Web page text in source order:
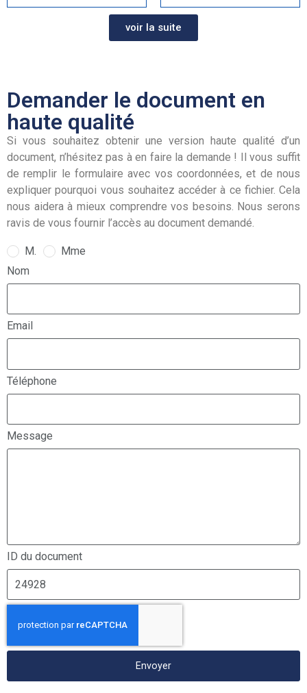
voir la suite
Demander le document en
haute qualité
Si vous souhaitez obtenir une version haute qualité d’un
document, n’hésitez pas à en faire la demande ! Il vous suffit
de remplir le formulaire avec vos coordonnées, et de nous
expliquer pourquoi vous souhaitez accéder à ce fichier. Cela
nous aidera à mieux comprendre vos besoins. Nous serons
ravis de vous fournir l’accès au document demandé.
M.
Mme
Nom
Email
Téléphone
Message
ID du document
Envoyer